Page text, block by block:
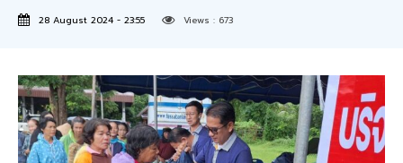
28 August 2024 - 23:55 Views : 673